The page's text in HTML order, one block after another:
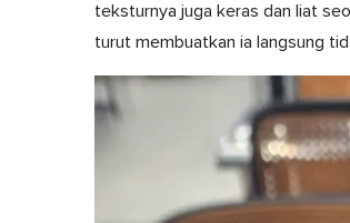
teksturnya juga keras dan liat
turut membuatkan ia langsung